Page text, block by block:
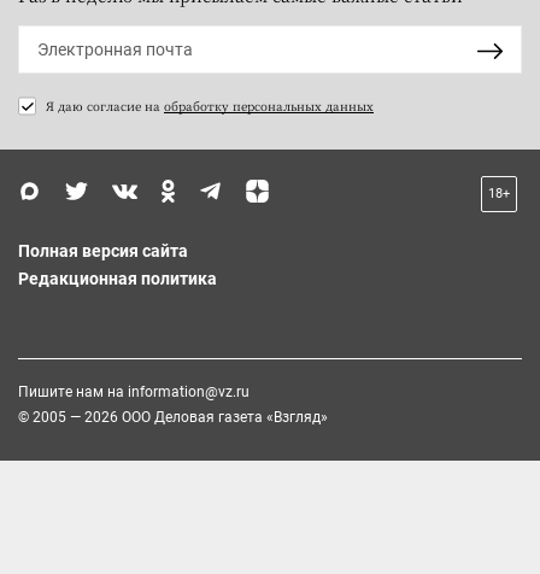
Я даю согласие на обработку персональных данных
18+
Полная версия сайта
Редакционная политика
Пишите нам на information@vz.ru
© 2005 — 2026 ООО Деловая газета «Взгляд»